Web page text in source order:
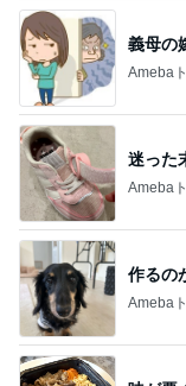
義母の
Ameba
迷った
Ameba
作るの
Ameba